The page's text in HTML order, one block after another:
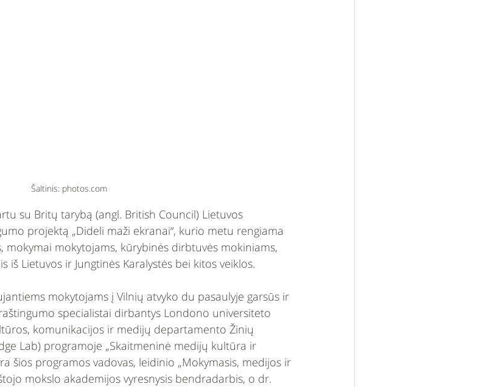
Šaltinis: photos.com
su Britų tarybą (angl. British Council) Lietuvos
projektą „Dideli maži ekranai“, kurio metu rengiama
mokytojams, kūrybinės dirbtuvės mokiniams,
iš Lietuvos ir Jungtinės Karalystės bei kitos veiklos.
mokytojams į Vilnių atvyko du pasaulyje garsūs ir
specialistai dirbantys Londono universiteto
komunikacijos ir medijų departamento Žinių
Lab) programoje „Skaitmeninė medijų kultūra ir
šios programos vadovas, leidinio „Mokymasis, medijos ir
mokslo akademijos vyresnysis bendradarbis, o dr.